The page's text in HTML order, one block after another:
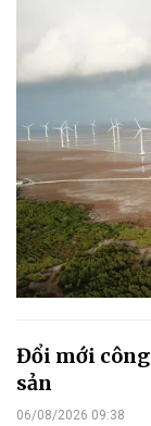
Đổi mới
sản
06/08/2026 09:38